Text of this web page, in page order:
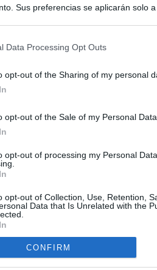
Sus preferencias se aplicarán solo
Data Processing Opt Outs
opt-out of the Sharing of my personal
opt-out of the Sale of my Personal Data.
opt-out of processing my Personal
opt-out of Collection, Use, Retention,
Data that Is Unrelated with the
CONFIRM
Ayuso no puede destinar directamente la
por los incendios
cómo ha cambiado su discurso sobre el
en una semana